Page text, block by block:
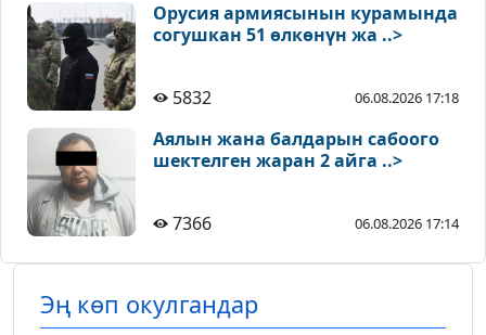
Орусия армиясынын курамында
согушкан 51 өлкөнүн жа ..>
5832 06.08.2026 17:18
Аялын жана балдарын сабоого
шектелген жаран 2 айга ..>
7366 06.08.2026 17:14
Эң көп окулгандар